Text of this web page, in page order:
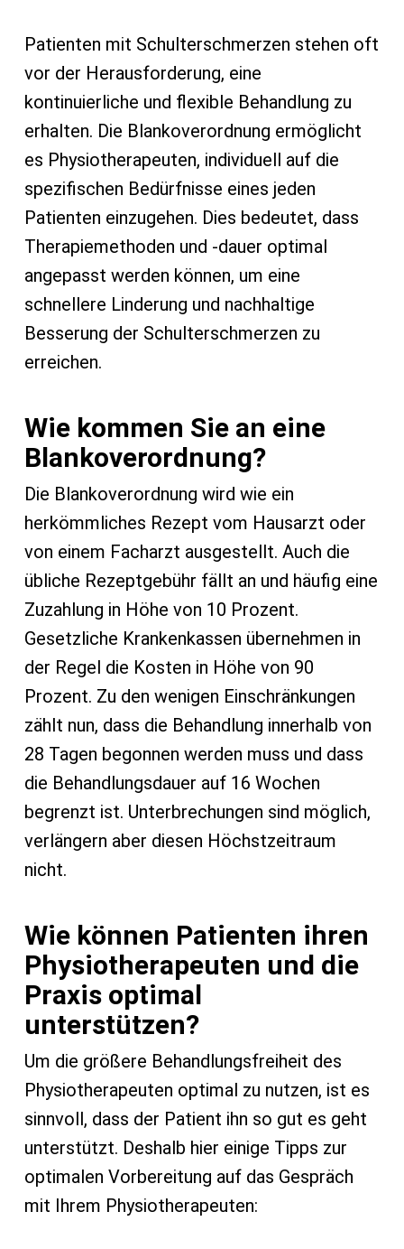
Patienten mit Schulterschmerzen stehen oft
vor der Herausforderung, eine
kontinuierliche und flexible Behandlung zu
erhalten. Die Blankoverordnung ermöglicht
es Physiotherapeuten, individuell auf die
spezifischen Bedürfnisse eines jeden
Patienten einzugehen. Dies bedeutet, dass
Therapiemethoden und -dauer optimal
angepasst werden können, um eine
schnellere Linderung und nachhaltige
Besserung der Schulterschmerzen zu
erreichen.
Wie kommen Sie an eine
Blankoverordnung?
Die Blankoverordnung wird wie ein
herkömmliches Rezept vom Hausarzt oder
von einem Facharzt ausgestellt. Auch die
übliche Rezeptgebühr fällt an und häufig eine
Zuzahlung in Höhe von 10 Prozent.
Gesetzliche Krankenkassen übernehmen in
der Regel die Kosten in Höhe von 90
Prozent. Zu den wenigen Einschränkungen
zählt nun, dass die Behandlung innerhalb von
28 Tagen begonnen werden muss und dass
die Behandlungsdauer auf 16 Wochen
begrenzt ist. Unterbrechungen sind möglich,
verlängern aber diesen Höchstzeitraum
nicht.
Wie können Patienten ihren
Physiotherapeuten und die
Praxis optimal
unterstützen?
Um die größere Behandlungsfreiheit des
Physiotherapeuten optimal zu nutzen, ist es
sinnvoll, dass der Patient ihn so gut es geht
unterstützt. Deshalb hier einige Tipps zur
optimalen Vorbereitung auf das Gespräch
mit Ihrem Physiotherapeuten: